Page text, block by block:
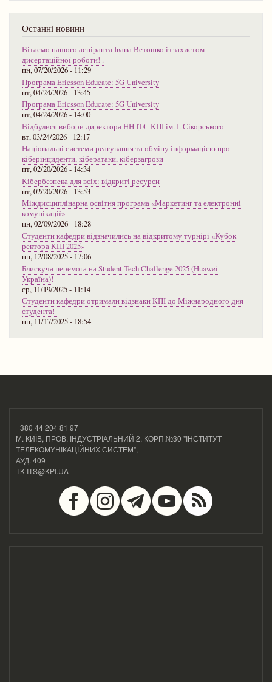
Останні новини
Вітаємо нашого аспіранта Івана Ветошко із захистом
дисертаційної роботи! .
пн, 07/20/2026 - 11:29
Програма Ericsson Educate: 5G University
пт, 04/24/2026 - 13:45
Програма Ericsson Educate: 5G University
пт, 04/24/2026 - 14:00
Відбулися вибори директора НН ІТС КПІ ім. І. Сікорського
вт, 03/24/2026 - 12:17
Національні системи реагування та обміну інформацією про
кіберінциденти, кібератаки, кіберзагрози
пт, 02/20/2026 - 14:34
Кібербезпека для всіх: відкриті ресурси
пт, 02/20/2026 - 13:53
Міждисциплінарна освітня програма «Маркетинг та електронні
комунікації»
пн, 02/09/2026 - 18:28
Студенти кафедри відзначились на відкритому турнірі «Кубок
ректора КПІ 2025»
пн, 12/08/2025 - 17:06
Блискуча перемога на Student Tech Challenge 2025 (Huawei
Україна)!
ср, 11/19/2025 - 11:14
Студенти кафедри отримали відзнаки КПІ до Міжнародного дня
студента!
пн, 11/17/2025 - 18:54
+380 44 204 81 97
М. КИЇВ, ПРОВ. ІНДУСТРІАЛЬНИЙ 2, КОРП.№30 "ІНСТИТУТ
ТЕЛЕКОМУНІКАЦІЙНИХ СИСТЕМ",
АУД. 409
TK-ITS@KPI.UA